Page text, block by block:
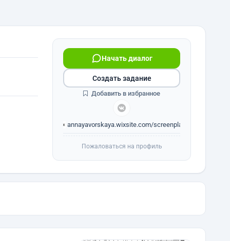
Начать диалог
annayavorskaya.wixsite.com/screenplay
Создать задание
Добавить в избранное
Пожаловаться на профиль